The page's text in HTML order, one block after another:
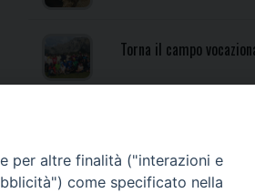
Torna il campo
per altre finalità ("interazioni e
come specificato nella